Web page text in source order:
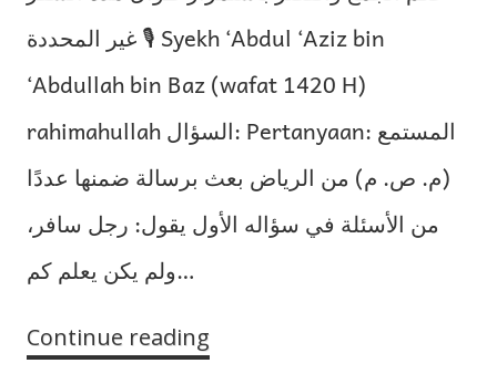
غير المحددة 🎙 Syekh ‘Abdul ‘Aziz bin
‘Abdullah bin Baz (wafat 1420 H)
rahimahullah السؤال: Pertanyaan: المستمع
(م. ص. م) من الرياض بعث برسالة ضمنها عددًا
من الأسئلة في سؤاله الأول يقول: رجل سافر،
ولم يكن يعلم كم…
Continue reading